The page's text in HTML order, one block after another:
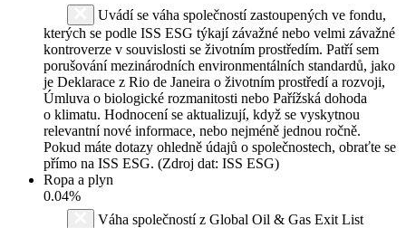
Uvádí se váha společností zastoupených ve fondu,
kterých se podle ISS ESG týkají závažné nebo velmi závažné
kontroverze v souvislosti se životním prostředím. Patří sem
porušování mezinárodních environmentálních standardů, jako
je Deklarace z Rio de Janeira o životním prostředí a rozvoji,
Úmluva o biologické rozmanitosti nebo Pařížská dohoda
o klimatu. Hodnocení se aktualizují, když se vyskytnou
relevantní nové informace, nebo nejméně jednou ročně.
Pokud máte dotazy ohledně údajů o společnostech, obraťte se
přímo na ISS ESG. (Zdroj dat: ISS ESG)
Ropa a plyn
0.04%
Váha společností z Global Oil & Gas Exit List